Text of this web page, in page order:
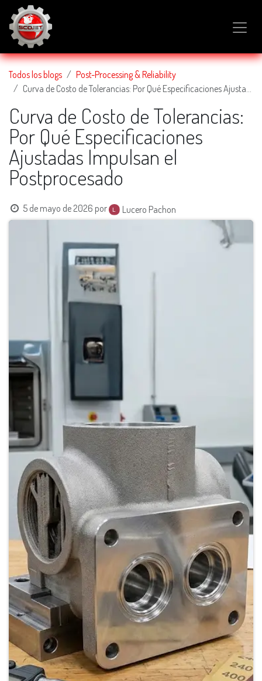
IR AL CONTENIDO
Todos los blogs
Post-Processing & Reliability
Curva de Costo de Tolerancias: Por Qué Especificaciones Ajustadas Impulsan el Postprocesado
Curva de Costo de Tolerancias:
Por Qué Especificaciones
Ajustadas Impulsan el
Postprocesado
5 de mayo de 2026 por Lucero Pachon